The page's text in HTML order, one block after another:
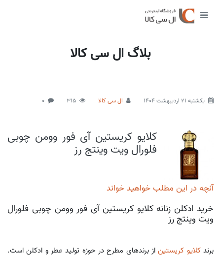
بلاگ ال سی کالا
يكشنبه 21 اردیبهشت 1404 ال سی کالا 315
0
کلایو کریستین آی فور وومن چوبی
فلورال ویت وینتج رز
آنچه در این مطلب خواهید خواند
خرید ادکلن زنانه کلایو کریستین آی فور وومن چوبی فلورال
ویت وینتج رز
برندکلایو کریستیناز برندهای مطرح در حوزه تولید عطر و ادکلن است.